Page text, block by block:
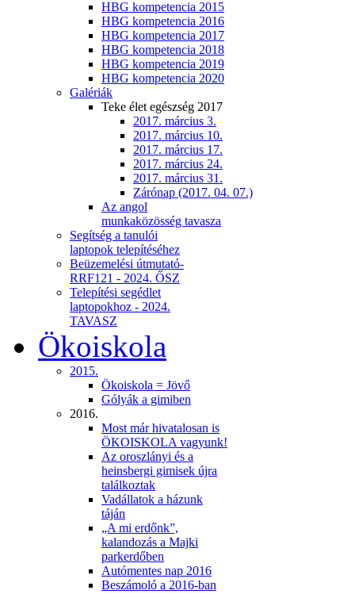
HBG kompetencia 2015
HBG kompetencia 2016
HBG kompetencia 2017
HBG kompetencia 2018
HBG kompetencia 2019
HBG kompetencia 2020
Galériák
Teke élet egészség 2017
2017. március 3.
2017. március 10.
2017. március 17.
2017. március 24.
2017. március 31.
Zárónap (2017. 04. 07.)
Az angol
munkaközösség tavasza
Segítség a tanulói
laptopok telepítéséhez
Beüzemelési útmutató-
RRF121 - 2024. ŐSZ
Telepítési segédlet
laptopokhoz - 2024.
TAVASZ
Ökoiskola
2015.
Ökoiskola = Jövő
Gólyák a gimiben
2016.
Most már hivatalosan is
ÖKOISKOLA vagyunk!
Az oroszlányi és a
heinsbergi gimisek újra
találkoztak
Vadállatok a házunk
táján
„A mi erdőnk”,
kalandozás a Majki
parkerdőben
Autómentes nap 2016
Beszámoló a 2016-ban